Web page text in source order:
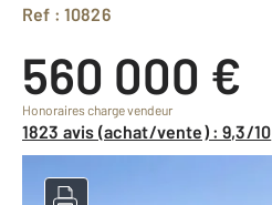
Ref : 10826
560 000 €
Honoraires charge vendeur
1823 avis (achat/vente) : 9,3/10